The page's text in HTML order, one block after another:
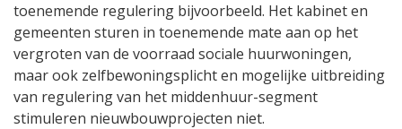
toenemende regulering bijvoorbeeld. Het kabinet en
gemeenten sturen in toenemende mate aan op het
vergroten van de voorraad sociale huurwoningen,
maar ook zelfbewoningsplicht en mogelijke uitbreiding
van regulering van het middenhuur-segment
stimuleren nieuwbouwprojecten niet.